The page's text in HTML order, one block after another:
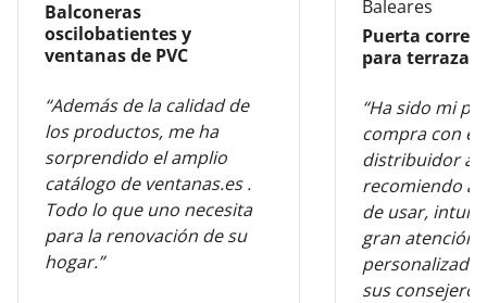
Balconeras
oscilobatientes y
ventanas de PVC
“Además de la calidad de
los productos, me ha
sorprendido el amplio
catálogo de ventanas.es .
Todo lo que uno necesita
para la renovación de su
hogar.”
Baleares
Puerta
para terraza
“Ha sido mi
compra con
distribuidor
recomiendo al
de usar,
gran atención
personalizada
sus